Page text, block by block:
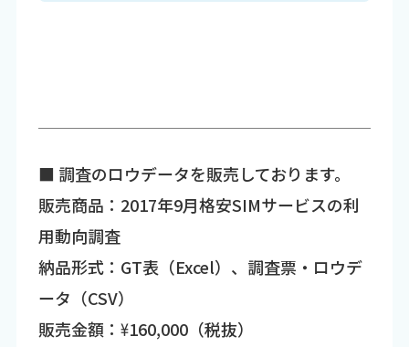
■ 調査のロウデータを販売しております。
販売商品：2017年9月格安SIMサービスの利
用動向調査
納品形式：GT表（Excel）、調査票・ロウデ
ータ（CSV）
販売金額：\160,000（税抜）